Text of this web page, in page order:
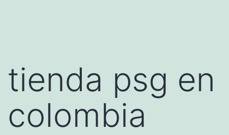
tienda psg en
colombia